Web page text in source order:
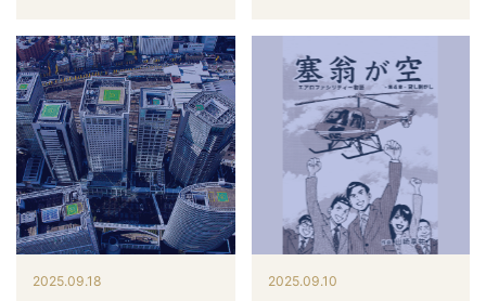
2025.09.18 2025.09.10